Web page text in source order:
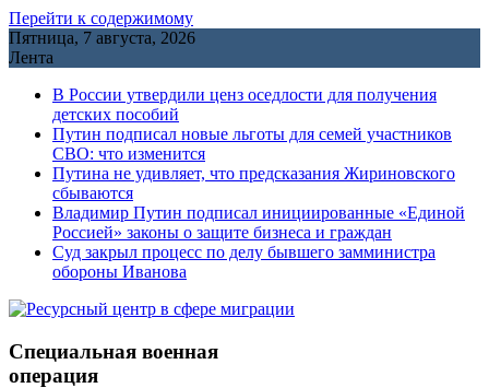
Перейти к содержимому
Пятница, 7 августа, 2026
Лента
В России утвердили ценз оседлости для получения
детских пособий
Путин подписал новые льготы для семей участников
СВО: что изменится
Путина не удивляет, что предсказания Жириновского
сбываются
Владимир Путин подписал инициированные «Единой
Россией» законы о защите бизнеса и граждан
Cуд закрыл процесс по делу бывшего замминистра
обороны Иванова
Специальная военная
операция